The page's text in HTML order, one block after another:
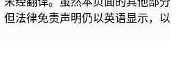
法律免责声明仍以英语显示，以